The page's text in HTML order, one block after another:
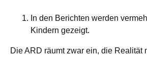
In den Berichten werden
Kindern gezeigt.
Die ARD räumt zwar ein, die Realität